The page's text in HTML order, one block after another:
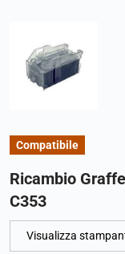
Compatibile
Ricambio
C353
Visualizza